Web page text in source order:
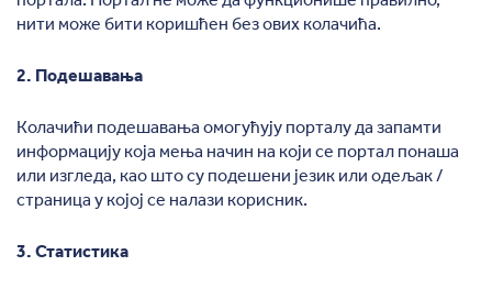
нити може бити коришћен без ових колачића.
2. Подешавања
Колачићи подешавања омогућују порталу да запамти
информацију која мења начин на који се портал понаша
или изгледа, као што су подешени језик или одељак /
страница у којој се налази корисник.
3. Статистика